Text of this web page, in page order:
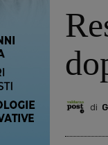
di